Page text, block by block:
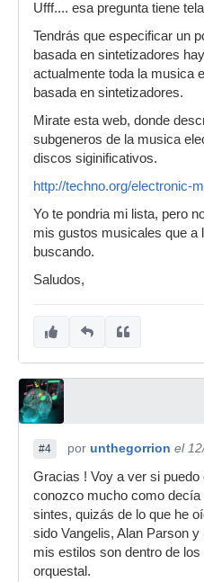
Ufff.... esa pregunta tiene
Tendrás que especificar un
basada en sintetizadores
actualmente toda la musica
basada en sintetizadores.
Mirate esta web, donde
subgeneros de la musica
discos siginificativos.
http://techno.org/electronic-
Yo te pondria mi lista, pero
mis gustos musicales que a
buscando.
Saludos,
#4 por unthegorrion el
Gracias ! Voy a ver si
conozco mucho como
sintes, quizás de lo que he
sido Vangelis, Alan Parson
mis estilos son dentro de
orquestal.